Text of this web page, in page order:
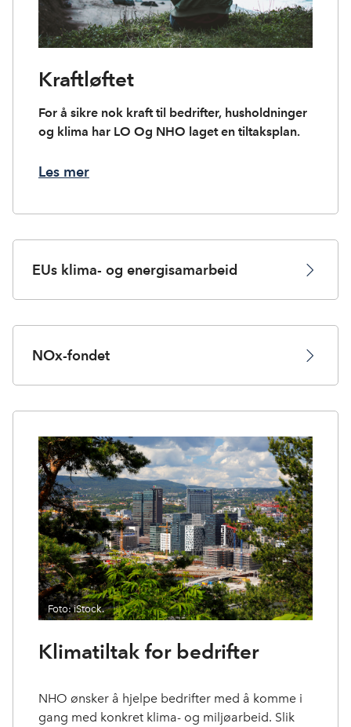
Kraftløftet
For å sikre nok kraft til bedrifter, husholdninger
og klima har LO Og NHO laget en tiltaksplan.
Les mer
EUs klima- og energisamarbeid
NOx-fondet
Foto: iStock.
Klimatiltak for bedrifter
NHO ønsker å hjelpe bedrifter med å komme i
gang med konkret klima- og miljøarbeid. Slik